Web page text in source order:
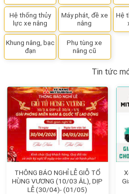
Hệ thống thủy
lực xe nâng
Máy phát, đề xe
nâng
Hệ
Khung nâng, bạc
đạn
Phụ tùng xe
nâng cũ
Tin tức
THÔNG BÁO NGHỈ LỄ GIỖ TỔ
HÙNG VƯƠNG (10/03 ÂL), DỊP
LỄ (30/04)- (01/05)